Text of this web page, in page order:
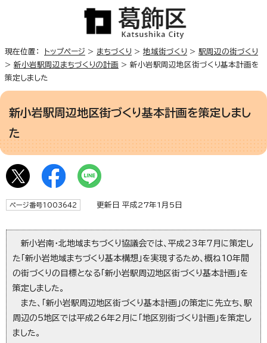
現在位置： トップページ > まちづくり > 地域街づくり > 駅周辺の街づくり
> 新小岩駅周辺まちづくりの計画 > 新小岩駅周辺地区街づくり基本計画を
策定しました
新小岩駅周辺地区街づくり基本計画を策定しまし
た
ページ番号1003642 更新日 平成27年1月5日
新小岩南・北地域まちづくり協議会では、平成23年7月に策定し
た「新小岩地域まちづくり基本構想」を実現するため、概ね10年間
の街づくりの目標となる「新小岩駅周辺地区街づくり基本計画」を
策定しました。
また、「新小岩駅周辺地区街づくり基本計画」の策定に先立ち、駅
周辺の5地区では平成26年2月に「地区別街づくり計画」を策定し
ました。